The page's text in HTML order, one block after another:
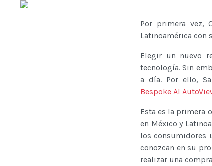
Por primera vez,
Latinoamérica con
Elegir un nuevo
tecnología. Sin
a día. Por ello,
Bespoke AI
Esta es la primera
en México y
los consumidores
conozcan en su
realizar una